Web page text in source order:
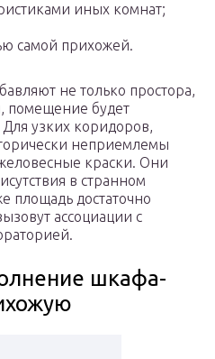
иных комнат;
самой прихожей.
не только простора,
помещение будет
узких коридоров,
неприемлемы
краски. Они
в странном
площадь достаточно
ассоциации с
шкафа-